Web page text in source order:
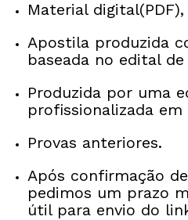
Material
Apostila produzida
baseada no edital
Produzida por uma
profissionalizada
Provas anteriores.
Após confirmação
pedimos um prazo
útil para envio do